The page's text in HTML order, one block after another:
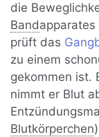
die
Band
prüft das
zu einem
gekommen ist.
nimmt er Blut
Blutkörperchen